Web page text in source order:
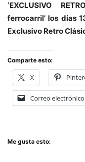
‘EXCLUSIVO
ferrocarril’ los días
Exclusivo Retro
Comparte esto:
X
Correo electrónico
Me gusta esto: